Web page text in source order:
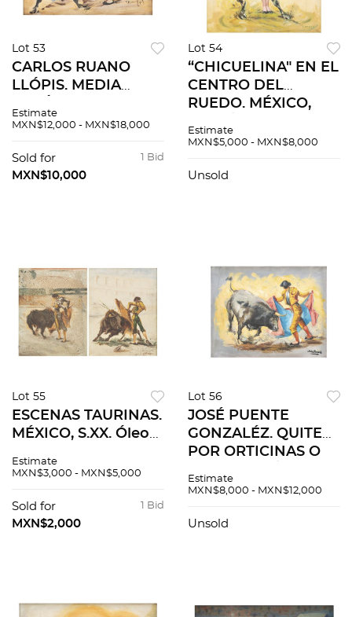
Lot 53
CARLOS RUANO
LLÓPIS. MEDIA
MANUEL
"MANOLETE". Óleo
sobre tela. Firmado
Estimate
MXN$12,000 - MXN$18,000
1 Bid
Sold for
MXN$10,000
Lot 54
“CHICUELINA" EN EL
CENTRO DEL
RUEDO. MÉXICO,
Firmado "Campero".
Estimate
MXN$5,000 - MXN$8,000
Unsold
Lot 55
ESCENAS TAURINAS.
MÉXICO, S.XX. Óleos
"G.JÁUREGUI".
cm. 2 piezas totales.
Estimate
MXN$3,000 - MXN$5,000
1 Bid
Sold for
MXN$2,000
Lot 56
JOSÉ PUENTE
GONZALÉZ. QUITE
POR ORTICINAS O
sobre tela. Firmado
38 cm.
Estimate
MXN$8,000 - MXN$12,000
Unsold